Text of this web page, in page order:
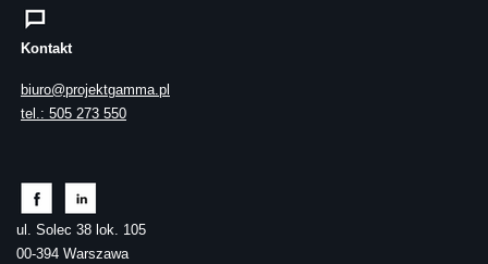
Kontakt
biuro@projektgamma.pl
tel.: 505 273 550
ul. Solec 38 lok. 105
00-394 Warszawa